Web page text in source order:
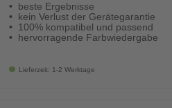
beste Ergebnisse
kein Verlust der Gerätegarantie
100% kompatibel und passend
hervorragende Farbwiedergabe
Lieferzeit: 1-2 Werktage